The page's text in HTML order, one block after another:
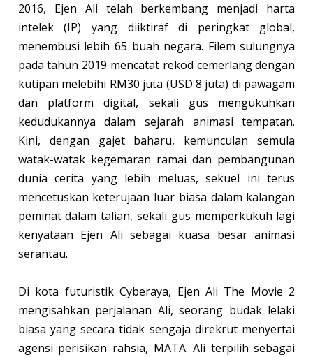
2016, Ejen Ali telah berkembang menjadi harta
intelek (IP) yang diiktiraf di peringkat global,
menembusi lebih 65 buah negara. Filem sulungnya
pada tahun 2019 mencatat rekod cemerlang dengan
kutipan melebihi RM30 juta (USD 8 juta) di pawagam
dan platform digital, sekali gus mengukuhkan
kedudukannya dalam sejarah animasi tempatan.
Kini, dengan gajet baharu, kemunculan semula
watak-watak kegemaran ramai dan pembangunan
dunia cerita yang lebih meluas, sekuel ini terus
mencetuskan keterujaan luar biasa dalam kalangan
peminat dalam talian, sekali gus memperkukuh lagi
kenyataan Ejen Ali sebagai kuasa besar animasi
serantau.
Di kota futuristik Cyberaya, Ejen Ali The Movie 2
mengisahkan perjalanan Ali, seorang budak lelaki
biasa yang secara tidak sengaja direkrut menyertai
agensi perisikan rahsia, MATA. Ali terpilih sebagai